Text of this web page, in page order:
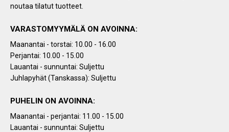
noutaa tilatut tuotteet.
VARASTOMYYMÄLÄ ON AVOINNA:
Maanantai - torstai: 10.00 - 16.00
Perjantai: 10.00 - 15.00
Lauantai - sunnuntai: Suljettu
Juhlapyhät (Tanskassa): Suljettu
PUHELIN ON AVOINNA:
Maanantai - perjantai: 11.00 - 15.00
Lauantai - sunnuntai: Suljettu